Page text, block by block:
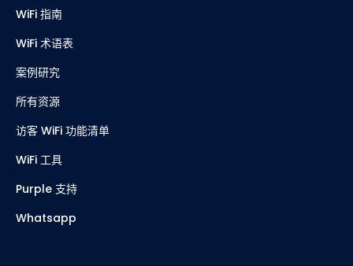
WiFi 指南
WiFi 术语表
案例研究
所有资源
访客 WiFi 功能清单
WiFi 工具
Purple 支持
Whatsapp